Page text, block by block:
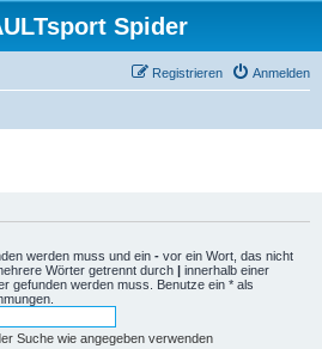
Spider
Anmelden
Registrieren
werden muss und ein - vor ein Wort, das nicht
Wörter getrennt durch | innerhalb einer
gefunden werden muss. Benutze ein * als
Suche wie angegeben verwenden